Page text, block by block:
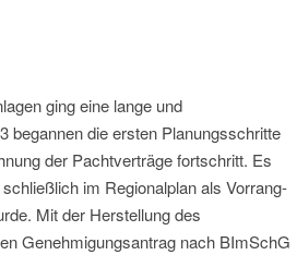
ging eine lange und
begannen die ersten Planungsschritte
der Pachtverträge fortschritt. Es
im Regionalplan als Vorrang-
Mit der Herstellung des
Genehmigungsantrag nach BImSchG